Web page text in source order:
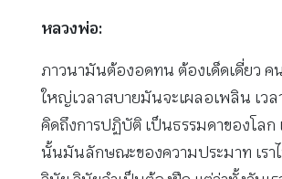
หลวงพ่อ:
ภาวนามันต้องอดทน ต้องเด็ดเดี่ยว ค
ใหญ่เวลาสบายมันจะเผลอเพลิน เวล
คิดถึงการปฏิบัติ เป็นธรรมดาของโลก
นั้นมันลักษณะของความประมาท เรา